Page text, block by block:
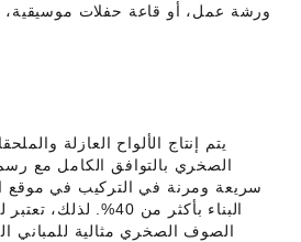
ورشة عمل، أو قاعة حفلات موسيقية،
يتم إنتاج الألواح العازلة
الصخري بالتوافق الكامل مع
سريعة ومرنة في التركيب في موقع
البناء بأكثر من 40%.
الصوف الصخري مثالية للمباني